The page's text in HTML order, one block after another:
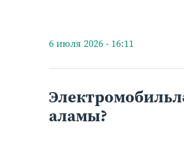
6 июля 2026 - 16:11
аламы?